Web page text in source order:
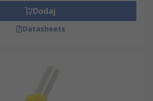
Dodaj
Datasheets